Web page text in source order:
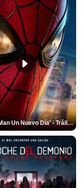
'Spider-Man Un Nuevo Día' - Tráiler oficial subtitulado